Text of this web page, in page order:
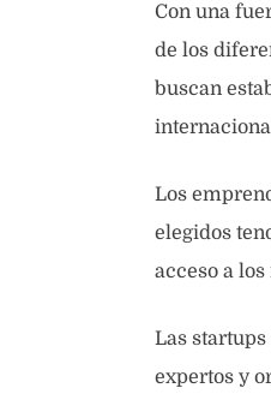
Con una
de los
buscan
Los
elegidos
acceso a
Las
expertos y